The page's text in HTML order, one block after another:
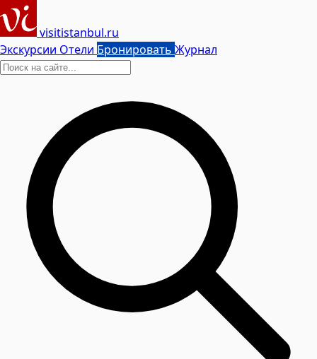
visitistanbul.ru
Экскурсии Отели Бронировать Журнал